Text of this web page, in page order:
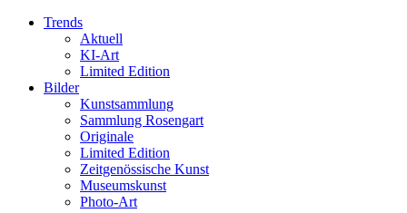
Trends
Aktuell
KI-Art
Limited Edition
Bilder
Kunstsammlung
Sammlung Rosengart
Originale
Limited Edition
Zeitgenössische Kunst
Museumskunst
Photo-Art